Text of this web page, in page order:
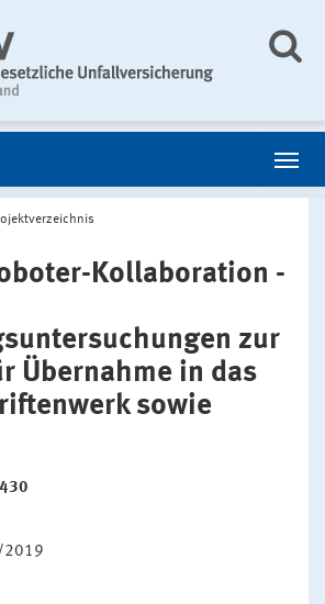
Kollaboration -
zur
Übernahme in das
sowie
2019